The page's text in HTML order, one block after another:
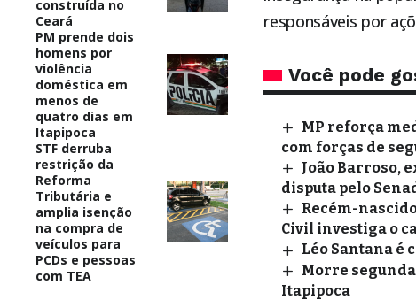
construída no
Ceará
PM prende dois
homens por
violência
doméstica em
menos de
quatro dias em
Itapipoca
STF derruba
restrição da
Reforma
Tributária e
amplia isenção
na compra de
veículos para
PCDs e pessoas
com TEA
responsáveis por
Você pode
MP reforça
com forças de
João Barroso,
disputa pelo
Recém-
Civil investiga o
Léo Santana é
Morre
Itapipoca